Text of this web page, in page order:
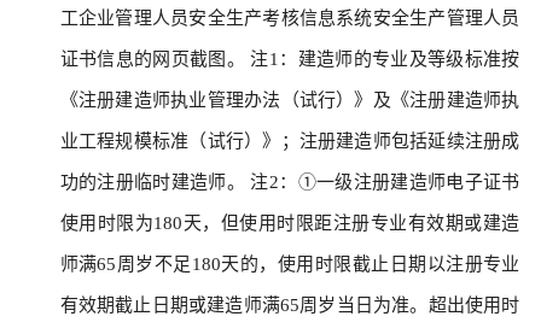
工企业管理人员安全生产考核信息系统安全生产管理人员
证书信息的网页截图。 注1：建造师的专业及等级标准按
《注册建造师执业管理办法（试行）》及《注册建造师执
业工程规模标准（试行）》；注册建造师包括延续注册成
功的注册临时建造师。 注2：①一级注册建造师电子证书
使用时限为180天，但使用时限距注册专业有效期或建造
师满65周岁不足180天的，使用时限截止日期以注册专业
有效期截止日期或建造师满65周岁当日为准。超出使用时